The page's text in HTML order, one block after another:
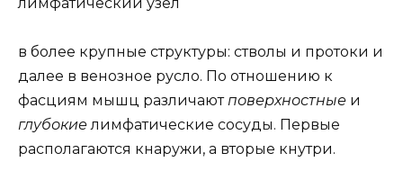
в более крупные структуры: стволы и протоки и
далее в венозное русло. По отношению к
фасциям мышц различаютповерхностные и
глубокиелимфатические сосуды. Первые
располагаются кнаружи, а вторые кнутри.